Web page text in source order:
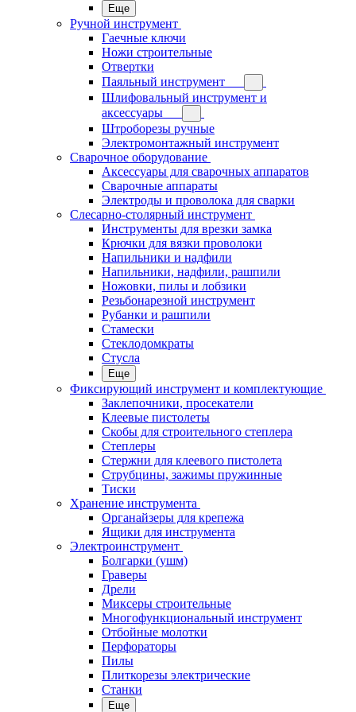
Еще
Ручной инструмент
Гаечные ключи
Ножи строительные
Отвертки
Паяльный инструмент
Шлифовальный инструмент и
аксессуары
Штроборезы ручные
Электромонтажный инструмент
Сварочное оборудование
Аксессуары для сварочных аппаратов
Сварочные аппараты
Электроды и проволока для сварки
Слесарно-столярный инструмент
Инструменты для врезки замка
Крючки для вязки проволоки
Напильники и надфили
Напильники, надфили, рашпили
Ножовки, пилы и лобзики
Резьбонарезной инструмент
Рубанки и рашпили
Стамески
Стеклодомкраты
Стусла
Еще
Фиксирующий инструмент и комплектующие
Заклепочники, просекатели
Клеевые пистолеты
Скобы для строительного степлера
Степлеры
Стержни для клеевого пистолета
Струбцины, зажимы пружинные
Тиски
Хранение инструмента
Органайзеры для крепежа
Ящики для инструмента
Электроинструмент
Болгарки (ушм)
Граверы
Дрели
Миксеры строительные
Многофункциональный инструмент
Отбойные молотки
Перфораторы
Пилы
Плиткорезы электрические
Станки
Еще